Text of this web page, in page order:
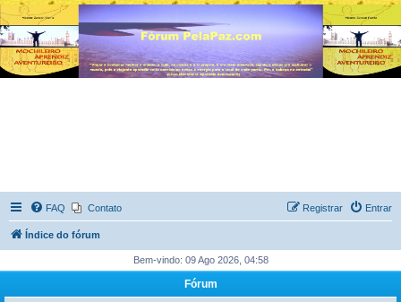
FAQ Contato Entrar
Registrar
Índice do fórum
Bem-vindo: 09 Ago 2026, 04:58
Fórum